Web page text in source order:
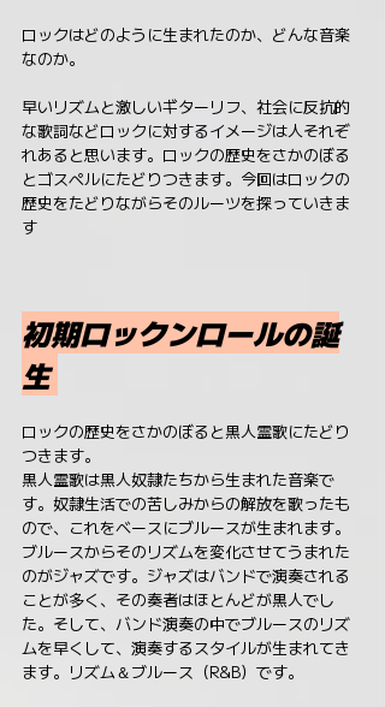
ロックはどのように生まれたのか、どんな音楽
なのか。
早いリズムと激しいギターリフ、社会に反抗的
な歌詞などロックに対するイメージは人それぞ
れあると思います。ロックの歴史をさかのぼる
とゴスペルにたどりつきます。今回はロックの
歴史をたどりながらそのルーツを探っていきま
す
初期ロックンロールの誕
生
ロックの歴史をさかのぼると黒人霊歌にたどり
つきます。
黒人霊歌は黒人奴隷たちから生まれた音楽で
す。奴隷生活での苦しみからの解放を歌ったも
ので、これをベースにブルースが生まれます。
ブルースからそのリズムを変化させてうまれた
のがジャズです。ジャズはバンドで演奏される
ことが多く、その奏者はほとんどが黒人でし
た。そして、バンド演奏の中でブルースのリズ
ムを早くして、演奏するスタイルが生まれてき
ます。リズム＆ブルース（R&B）です。